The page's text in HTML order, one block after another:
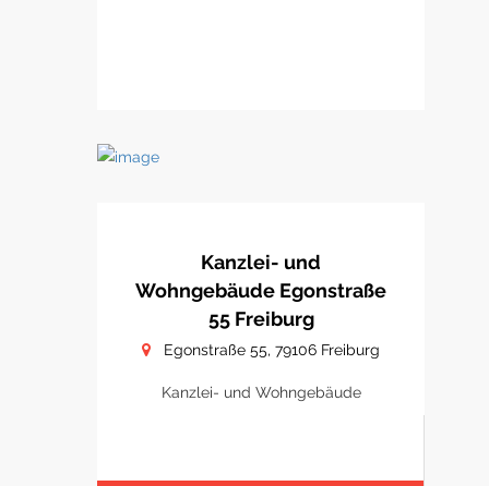
Kanzlei- und
Wohngebäude Egonstraße
55 Freiburg
Egonstraße 55, 79106 Freiburg
Kanzlei- und Wohngebäude